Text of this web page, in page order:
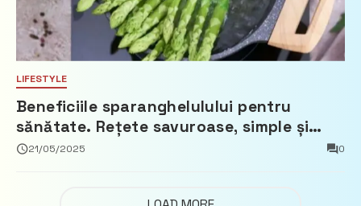
LIFESTYLE
Beneficiile sparanghelulului pentru
sănătate. Rețete savuroase, simple și
ușor de pregătit
21/05/2025 0